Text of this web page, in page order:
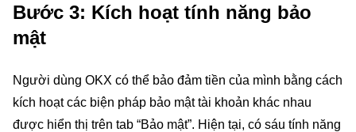
Bước 3: Kích hoạt tính năng bảo
mật
Người dùng OKX có thể bảo đảm tiền của mình bằng cách
kích hoạt các biện pháp bảo mật tài khoản khác nhau
được hiển thị trên tab “Bảo mật”. Hiện tại, có sáu tính năng